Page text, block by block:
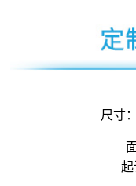
尺寸：